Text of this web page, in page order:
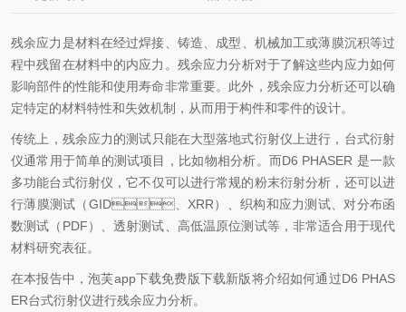
残余应力是材料在经过焊接、铸造、成型、机械加工或薄膜沉积等过
程中残留在材料中的内应力。残余应力分析对于了解这些内应力如何
影响部件的性能和使用寿命非常重要。此外，残余应力分析还可以确
定特定的材料特性和失效机制，从而用于构件和零件的设计。
传统上，残余应力的测试只能在大型落地式衍射仪上进行，台式衍射
仪通常用于简单的测试项目，比如物相分析。而D6 PHASER 是一款
多功能台式衍射仪，它不仅可以进行常规的粉末衍射分析，还可以进
行薄膜测试（GID、XRR）、织构和应力测试、对分布函
数测试（PDF）、透射测试、高低温原位测试等，非常适合用于现代
材料研究表征。
在本报告中，泡芙app下载免费版下载新版将介绍如何通过D6 PHAS
ER台式衍射仪进行残余应力分析。